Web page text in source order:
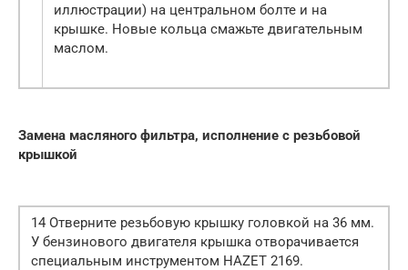
иллюстрации) на центральном болте и на
крышке. Новые кольца смажьте двигательным
маслом.
Замена масляного фильтра, исполнение с резьбовой
крышкой
14 Отверните резьбовую крышку головкой на 36 мм.
У бензинового двигателя крышка отворачивается
специальным инструментом HAZET 2169.